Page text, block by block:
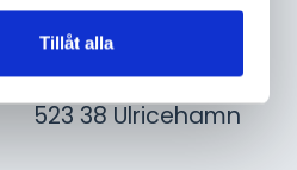
Tillåt alla
ORT
Rönnåsgatan 5B
523 38 Ulricehamn